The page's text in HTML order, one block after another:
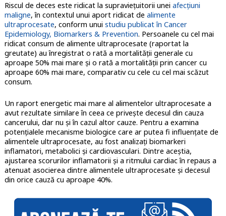
Riscul de deces este ridicat la supravieţuitorii unei afecţiuni
maligne, în contextul unui aport ridicat de alimente
ultraprocesate, conform unui studiu publicat în Cancer
Epidemiology, Biomarkers & Prevention. Persoanele cu cel mai
ridicat consum de alimente ultraprocesate (raportat la
greutate) au înregistrat o rată a mortalității generale cu
aproape 50% mai mare și o rată a mortalității prin cancer cu
aproape 60% mai mare, comparativ cu cele cu cel mai scăzut
consum.
Un raport energetic mai mare al alimentelor ultraprocesate a
avut rezultate similare în ceea ce privește decesul din cauza
cancerului, dar nu și în cazul altor cauze. Pentru a examina
potențialele mecanisme biologice care ar putea fi influențate de
alimentele ultraprocesate, au fost analizați biomarkeri
inflamatori, metabolici și cardiovasculari. Dintre aceștia,
ajustarea scorurilor inflamatorii și a ritmului cardiac în repaus a
atenuat asocierea dintre alimentele ultraprocesate și decesul
din orice cauză cu aproape 40%.